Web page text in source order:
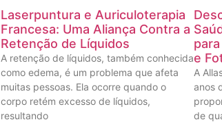
Laserpuntura e Auriculoterapia
Francesa: Uma Aliança Contra a
Retenção de Líquidos
A retenção de líquidos, também conhecida
como edema, é um problema que afeta
muitas pessoas. Ela ocorre quando o
corpo retém excesso de líquidos,
resultando
e
A
anos
de